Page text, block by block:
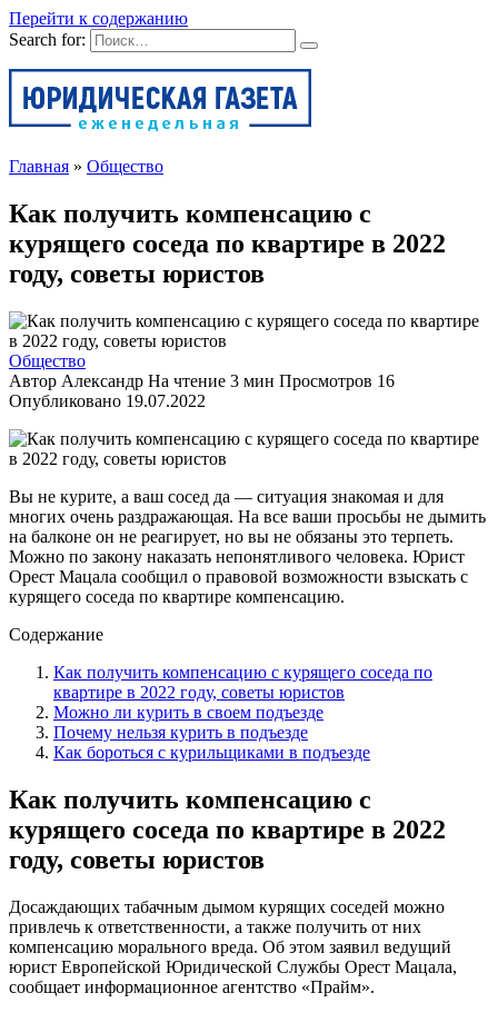
Перейти к содержанию
Search for:
Главная » Общество
Как получить компенсацию с
курящего соседа по квартире в 2022
году, советы юристов
Общество
Автор Александр На чтение 3 мин Просмотров 16
Опубликовано 19.07.2022
Вы не курите, а ваш сосед да — ситуация знакомая и для
многих очень раздражающая. На все ваши просьбы не дымить
на балконе он не реагирует, но вы не обязаны это терпеть.
Можно по закону наказать непонятливого человека. Юрист
Орест Мацала сообщил о правовой возможности взыскать с
курящего соседа по квартире компенсацию.
Содержание
Как получить компенсацию с курящего соседа по
квартире в 2022 году, советы юристов
Можно ли курить в своем подъезде
Почему нельзя курить в подъезде
Как бороться с курильщиками в подъезде
Как получить компенсацию с
курящего соседа по квартире в 2022
году, советы юристов
Досаждающих табачным дымом курящих соседей можно
привлечь к ответственности, а также получить от них
компенсацию морального вреда. Об этом заявил ведущий
юрист Европейской Юридической Службы Орест Мацала,
сообщает информационное агентство «Прайм».